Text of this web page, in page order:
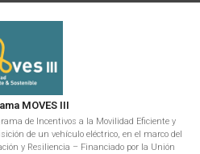
MOVES III
de Incentivos a la Movilidad Eficiente y
de un vehículo eléctrico, en el marco del
y Resiliencia – Financiado por la Unión